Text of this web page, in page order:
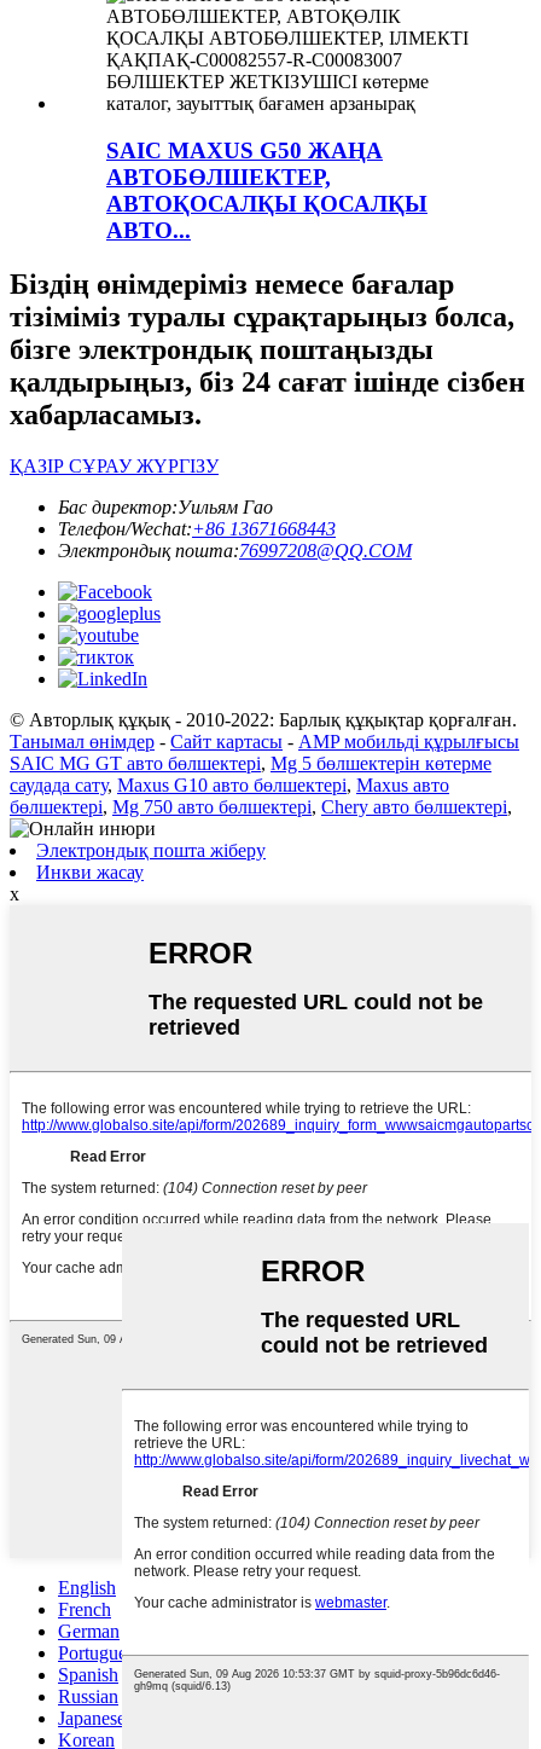
SAIC MAXUS G50 ЖАҢА
АВТОБӨЛШЕКТЕР,
АВТОҚОСАЛҚЫ ҚОСАЛҚЫ
АВТО...
Біздің өнімдеріміз немесе бағалар
тізіміміз туралы сұрақтарыңыз болса,
бізге электрондық поштаңызды
қалдырыңыз, біз 24 сағат ішінде сізбен
хабарласамыз.
ҚАЗІР СҰРАУ ЖҮРГІЗУ
Бас директор:Уильям Гао
Телефон/Wechat:+86 13671668443
Электрондық пошта:76997208@QQ.COM
© Авторлық құқық - 2010-2022: Барлық құқықтар қорғалған.
Танымал өнімдер - Сайт картасы - AMP мобильді құрылғысы
SAIC MG GT авто бөлшектері, Mg 5 бөлшектерін көтерме
саудада сату, Maxus G10 авто бөлшектері, Maxus авто
бөлшектері, Mg 750 авто бөлшектері, Chery авто бөлшектері,
Электрондық пошта жіберу
Инкви жасау
x
English
French
German
Portuguese
Spanish
Russian
Japanese
Korean